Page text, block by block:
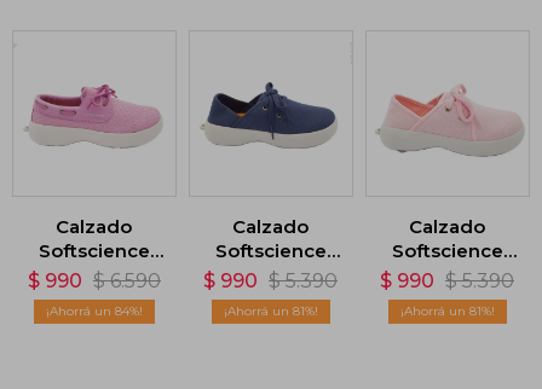
Calzado
Softscience
Cruise - Rosa
$ 990 $ 6.590
84
Calzado
Softscience
Dragonfly
Canvas - Azul
$ 990 $ 5.390
81
Calzado
Softscience
Dragonfly
Canvas - Rosa
$ 990 $ 5.390
81